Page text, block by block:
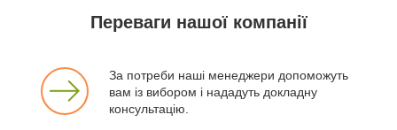
Переваги нашої компанії
За потреби наші менеджери допоможуть
вам із вибором і нададуть докладну
консультацію.